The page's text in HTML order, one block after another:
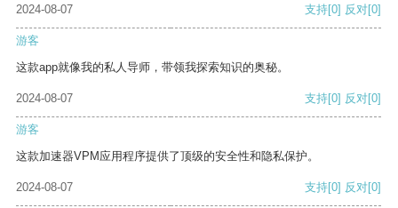
2024-08-07
支持[0] 反对[0]
游客
这款app就像我的私人导师，带领我探索知识的奥秘。
2024-08-07 支持[0] 反对[0]
游客
这款加速器VPM应用程序提供了顶级的安全性和隐私保护。
2024-08-07 支持[0] 反对[0]